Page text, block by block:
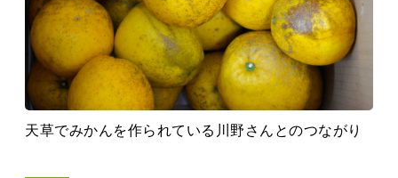
天草でみかんを作られている川野さんとのつながり